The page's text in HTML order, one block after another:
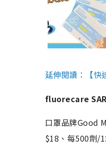
延伸閱讀：【快
fluorecare
口罩品牌Good
$18、每500劑/